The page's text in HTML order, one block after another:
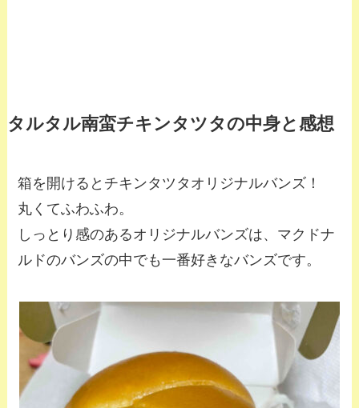
タルタル南蛮チキンタツタの中身と感想
箱を開けるとチキンタツタオリジナルバンズ！
丸くてふわふわ。
しっとり感のあるオリジナルバンズは、マクドナ
ルドのバンズの中でも一番好きなバンズです。